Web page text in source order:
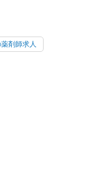
剤師求人